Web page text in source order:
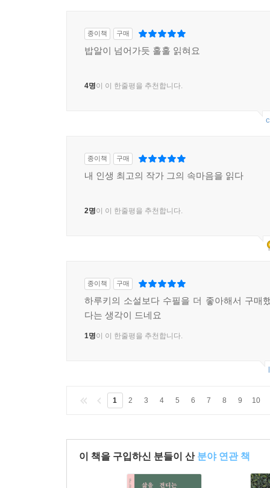
종이책 구매
밥알이 넘어가듯 훌훌 읽혀요
4명이 이 한줄평을 추천합니다.
종이책 구매
내 인생 최고의 작가 그의 속마음을 읽다
2명이 이 한줄평을 추천합니다.
종이책 구매
하루키의 소설보다 수필을 더 좋아해서 구매
다는 생각이 드네요
1명이 이 한줄평을 추천합니다.
1 2 3 4 5 6 7 8 9 10
이 책을 구입하신 분들이 산 분야 연관 책